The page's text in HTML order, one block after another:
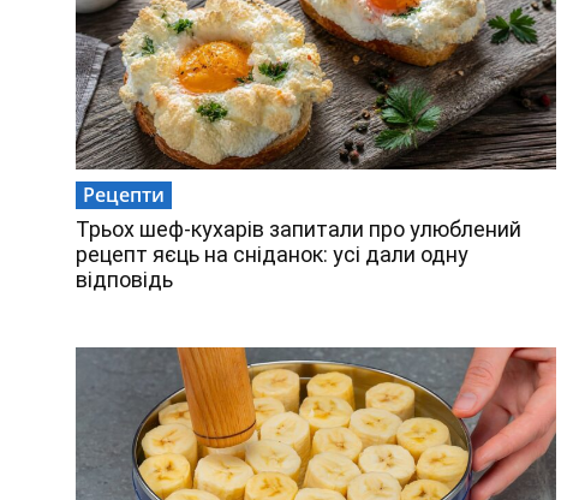
Рецепти
Трьох шеф-кухарів запитали про улюблений
рецепт яєць на сніданок: усі дали одну
відповідь